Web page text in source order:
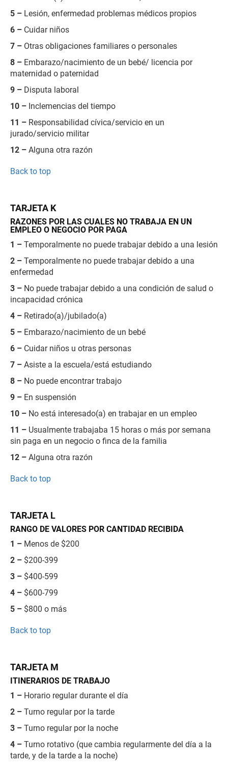
5 – Lesión, enfermedad problemas médicos propios
6 – Cuidar niños
7 – Otras obligaciones familiares o personales
8 – Embarazo/nacimiento de un bebé/ licencia por
maternidad o paternidad
9 – Disputa laboral
10 – Inclemencias del tiempo
11 – Responsabilidad cívica/servicio en un
jurado/servicio militar
12 – Alguna otra razón
Back to top
TARJETA K
RAZONES POR LAS CUALES NO TRABAJA EN UN
EMPLEO O NEGOCIO POR PAGA
1 – Temporalmente no puede trabajar debido a una lesión
2 – Temporalmente no puede trabajar debido a una
enfermedad
3 – No puede trabajar debido a una condición de salud o
incapacidad crónica
4 – Retirado(a)/jubilado(a)
5 – Embarazo/nacimiento de un bebé
6 – Cuidar niños u otras personas
7 – Asiste a la escuela/está estudiando
8 – No puede encontrar trabajo
9 – En suspensión
10 – No está interesado(a) en trabajar en un empleo
11 – Usualmente trabajaba 15 horas o más por semana
sin paga en un negocio o finca de la familia
12 – Alguna otra razón
Back to top
TARJETA L
RANGO DE VALORES POR CANTIDAD RECIBIDA
1 – Menos de $200
2 – $200-399
3 – $400-599
4 – $600-799
5 – $800 o más
Back to top
TARJETA M
ITINERARIOS DE TRABAJO
1 – Horario regular durante el día
2 – Turno regular por la tarde
3 – Turno regular por la noche
4 – Turno rotativo (que cambia regularmente del día a la
tarde, y de la tarde a la noche)